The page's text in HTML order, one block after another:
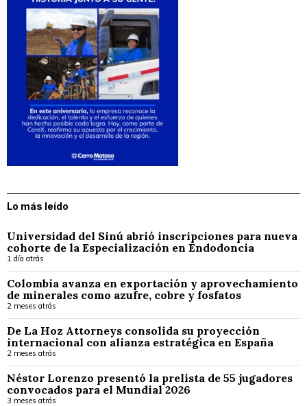
Lo más leído
Universidad del Sinú abrió inscripciones para nueva
cohorte de la Especialización en Endodoncia
1 día atrás
Colombia avanza en exportación y aprovechamiento
de minerales como azufre, cobre y fosfatos
2 meses atrás
De La Hoz Attorneys consolida su proyección
internacional con alianza estratégica en España
2 meses atrás
Néstor Lorenzo presentó la prelista de 55 jugadores
convocados para el Mundial 2026
3 meses atrás